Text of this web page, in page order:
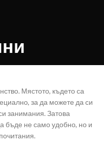
Мястото, където са
за да можете да си
занимания. Затова
бъде не само удобно, но и